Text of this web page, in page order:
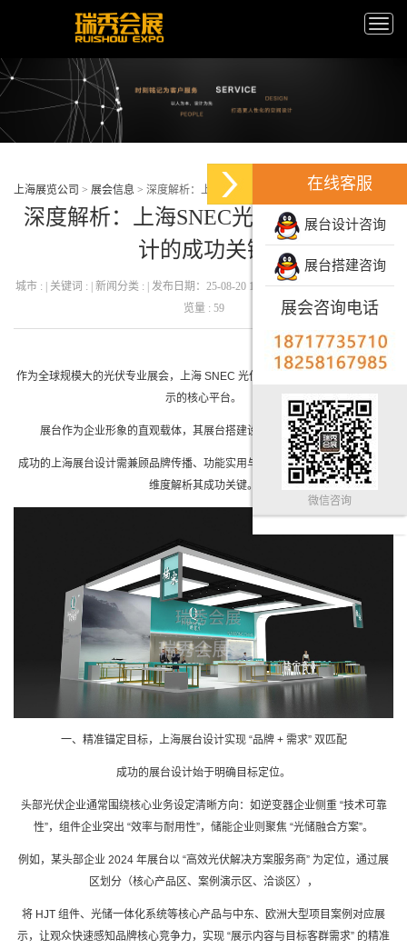
Toggle
上海展览公司 > 展会信息 > 深度解析：上海SNEC光伏展台搭建设计的成功关键
深度解析：上海SNEC光伏展台搭建设
计的成功关键
城市 : | 关键词 : | 新闻分类 : | 发布日期：25-08-20 11:25:40 发布者 : 瑞秀会展 | 浏
览量 : 59
作为全球规模大的光伏专业展会，上海 SNEC 光伏展是行业技术交流与品牌展
示的核心平台。
展台作为企业形象的直观载体，其展台搭建设计 直接影响参展效果。
成功的上海展台设计需兼顾品牌传播、功能实用与观众体验，以下从五大核心
维度解析其成功关键。
一、精准锚定目标， 上海展台设计实现 “品牌 + 需求” 双匹配
成功的展台设计始于明确目标定位。
头部光伏企业通常围绕核心业务设定清晰方向：如逆变器企业侧重 “技术可靠
性”，组件企业突出 “效率与耐用性”，储能企业则聚焦 “光储融合方案”。
例如，某头部企业 2024 年展台以 “高效光伏解决方案服务商” 为定位，通过展
区划分（核心产品区、案例演示区、洽谈区），
将 HJT 组件、光储一体化系统等核心产品与中东、欧洲大型项目案例对应展
示，让观众快速感知品牌核心竞争力，实现 “展示内容与目标客群需求” 的精准
在线客服
展台设计咨询
展台搭建咨询
展会咨询电话
微信咨询